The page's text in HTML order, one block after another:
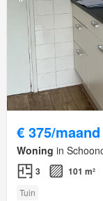
€ 375/maand
Woning in
3 101 m²
Tuin